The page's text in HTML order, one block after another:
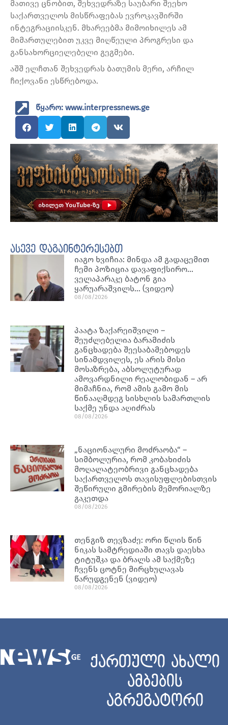
მათივე ცნობით, შეხვედრაზე საუბარი შეეხო
საქართველოს მისწრაფებას ევროკავშირში
ინტეგრაციისკენ. მხარეებმა მიმოიხილეს ამ
მიმართულებით უკვე მიღწეული პროგრესი და
განსახორციელებელი გეგმები.
აშშ ელჩთან შეხვედრას ბათუმის მერი, არჩილ
ჩიქოვანი ესწრებოდა.
წყარო: www.interpressnews.ge
ასევე დაგაინტერესებთ
იაგო ხვიჩია: მინდა ამ გადაცემით
ჩემი პოზიცია დავაფიქსირო…
ველაპარაკე ბატონ გია
ყარუარაშვილს… (ვიდეო)
08/08/2026
პაატა ზაქარეიშვილი –
შეუძლებელია ბარამიძის
განცხადება შეესაბამებოდეს
სინამდვილეს, ეს არის მისი
მოსაზრება, აბსოლუტურად
ამოვარდნილი რეალობიდან – არ
მიმაჩნია, რომ ამის გამო მის
წინააღმდეგ სისხლის სამართლის
საქმე უნდა აღიძრას
08/08/2026
„ნაციონალური მოძრაობა“ –
სიმბოლურია, რომ კობახიძის
მოღალატეობრივი განცხადება
საქართველოს თავისუფლებისთვის
შეწირული გმირების მემორიალზე
გაკეთდა
08/08/2026
თენგიზ თევზაძე: ორი წლის წინ
ნიკას სამტრედიაში თავს დაესხა
ტიტუშკა და ბრალს ამ საქმეზე
ჩვენს ცოტნე მირცხულავას
წარუდგენენ (ვიდეო)
08/08/2026
ქართული ახალი
ამბების
აგრეგატორი